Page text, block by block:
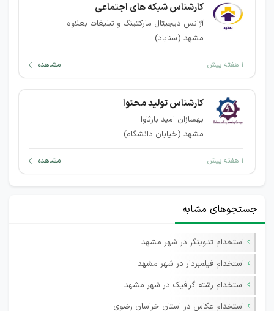
کارشناس شبکه های اجتماعی
آژانس دیجیتال مارکتینگ و تبلیغات بعلاوه
مشهد (سناباد)
۱ هفته پیش مشاهده
کارشناس تولید محتوا
بهسازان امید بارثاوا
مشهد (خیابان دانشگاه)
۱ هفته پیش مشاهده
جستجوهای مشابه
استخدام تدوینگر در شهر مشهد
استخدام فیلمبردار در شهر مشهد
استخدام رشته گرافیک در شهر مشهد
استخدام عکاس در استان خراسان رضوی